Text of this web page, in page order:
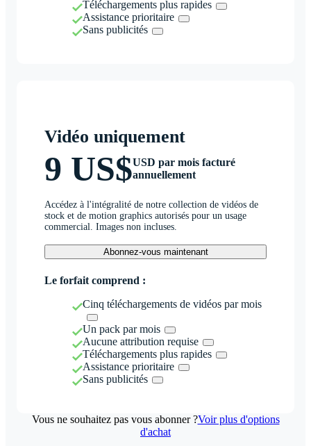
Téléchargements plus rapides
Assistance prioritaire
Sans publicités
Vidéo uniquement
9 US$USD par mois facturé
annuellement
Accédez à l'intégralité de notre collection de vidéos de
stock et de motion graphics autorisés pour un usage
commercial. Images non incluses.
Abonnez-vous maintenant
Le forfait comprend :
Cinq téléchargements de vidéos par mois
Un pack par mois
Aucune attribution requise
Téléchargements plus rapides
Assistance prioritaire
Sans publicités
Vous ne souhaitez pas vous abonner ?Voir plus d'options
d'achat